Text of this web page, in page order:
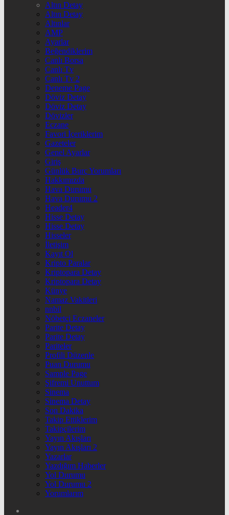
Altın Detay
Altın Detay
Altınlar
AMP
Ayarlar
Beğendiklerim
Canlı Borsa
Canlı Tv
Canlı Tv 2
Deneme Page
Döviz Detay
Döviz Detay
Dövizler
Eczane
Favori İçeriklerim
Gazeteler
Genel Ayarlar
Giriş
Günlük Burç Yorumları
Hakkımızda
Hava Durumu
Hava Durumu 2
Header4
Hisse Detay
Hisse Detay
Hisseler
İletişim
Kayıt Ol
Kripto Paralar
Kriptopara Detay
Kriptopara Detay
Künye
Namaz Vakitleri
nnbil
Nöbetçi Eczaneler
Parite Detay
Parite Detay
Pariteler
Profili Düzenle
Puan Durumu
Sample Page
Şifremi Unuttum
Sinema
Sinema Detay
Son Dakika
Takip Ettiklerim
Takipçilerim
Yayın Akışları
Yayın Akışları 2
Yazarlar
Yazdığım Haberler
Yol Durumu
Yol Durumu 2
Yorumlarım